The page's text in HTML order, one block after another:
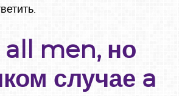
all men, но
случае a